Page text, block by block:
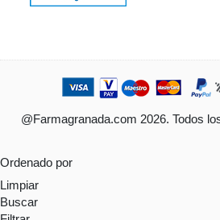
@Farmagranada.com 2026. Todos
Ordenado por
Limpiar
Buscar